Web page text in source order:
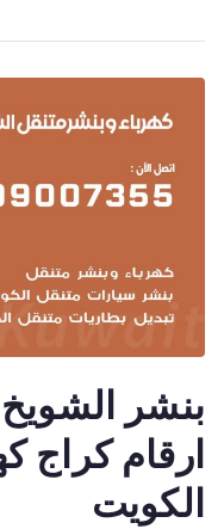
ارقام كراج
الكويت